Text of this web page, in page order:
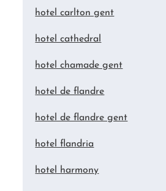
hotel carlton gent
hotel cathedral
hotel chamade gent
hotel de flandre
hotel de flandre gent
hotel flandria
hotel harmony